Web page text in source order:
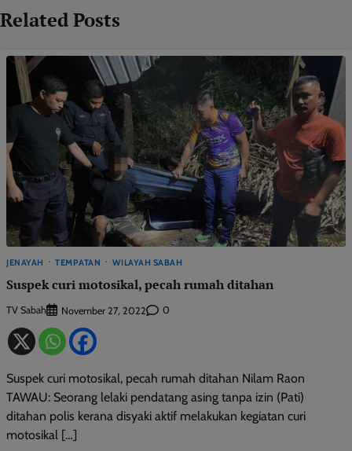
Related Posts
JENAYAH TEMPATAN WILAYAH SABAH
Suspek curi motosikal, pecah rumah ditahan
TV Sabah November 27, 2022 0
Suspek curi motosikal, pecah rumah ditahan Nilam Raon
TAWAU: Seorang lelaki pendatang asing tanpa izin (Pati)
ditahan polis kerana disyaki aktif melakukan kegiatan curi
motosikal […]